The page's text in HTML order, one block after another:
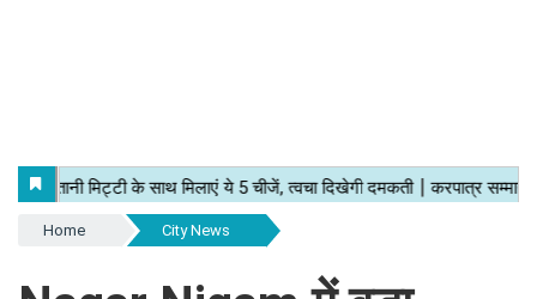
Home City News